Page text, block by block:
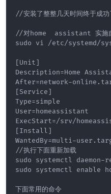
//安装了整整几天时间终于成
//对home  assistant 实施
sudo vi /etc/systemd/
[Unit]
Description=Home
After=network-
[Service]
Type=simple
User=homeassistant
ExecStart=/srv/
[Install]
WantedBy=multi-
//执行下面重新加载
sudo systemctl daemon-
sudo systemctl enable
下面常用的命令